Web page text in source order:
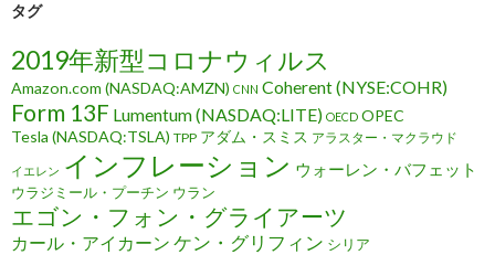
タグ
2019年新型コロナウィルス
Amazon.com (NASDAQ:AMZN) CNN Coherent (NYSE:COHR)
Form 13F Lumentum (NASDAQ:LITE) OECD OPEC
Tesla (NASDAQ:TSLA) TPP アダム・スミス アラスター・マクラウド
イエレン インフレーション ウォーレン・バフェット
ウラジミール・プーチン ウラン
エゴン・フォン・グライアーツ
カール・アイカーン ケン・グリフィン シリア